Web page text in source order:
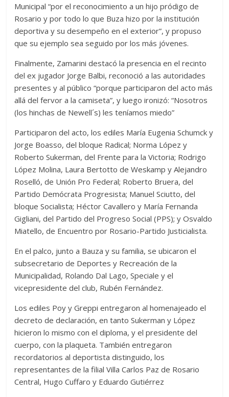
Municipal “por el reconocimiento a un hijo pródigo de
Rosario y por todo lo que Buza hizo por la institución
deportiva y su desempeño en el exterior”, y propuso
que su ejemplo sea seguido por los más jóvenes.
Finalmente, Zamarini destacó la presencia en el recinto
del ex jugador Jorge Balbi, reconoció a las autoridades
presentes y al público “porque participaron del acto más
allá del fervor a la camiseta”, y luego ironizó: “Nosotros
(los hinchas de Newell´s) les teníamos miedo”
Participaron del acto, los ediles María Eugenia Schumck y
Jorge Boasso, del bloque Radical; Norma López y
Roberto Sukerman, del Frente para la Victoria; Rodrigo
López Molina, Laura Bertotto de Weskamp y Alejandro
Roselló, de Unión Pro Federal; Roberto Bruera, del
Partido Demócrata Progresista; Manuel Sciutto, del
bloque Socialista; Héctor Cavallero y María Fernanda
Gigliani, del Partido del Progreso Social (PPS); y Osvaldo
Miatello, de Encuentro por Rosario-Partido Justicialista.
En el palco, junto a Bauza y su familia, se ubicaron el
subsecretario de Deportes y Recreación de la
Municipalidad, Rolando Dal Lago, Speciale y el
vicepresidente del club, Rubén Fernández.
Los ediles Poy y Greppi entregaron al homenajeado el
decreto de declaración, en tanto Sukerman y López
hicieron lo mismo con el diploma, y el presidente del
cuerpo, con la plaqueta. También entregaron
recordatorios al deportista distinguido, los
representantes de la filial Villa Carlos Paz de Rosario
Central, Hugo Cuffaro y Eduardo Gutiérrez